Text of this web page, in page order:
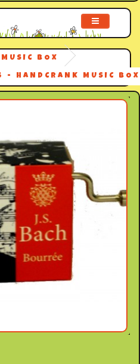
BOX
- HANDCRANK MUSIC BOX